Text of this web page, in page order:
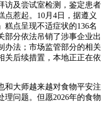
及尝试室检测，鉴定患者
惹起。10月4日，据遵义
糕点呈现不适症状的136名
部分依法吊销了涉事企业出
办法；市场监管部分的相关
关后续措置，本地正正在依
大师越来越对食物平安注
理问题。但愿2026年的食物